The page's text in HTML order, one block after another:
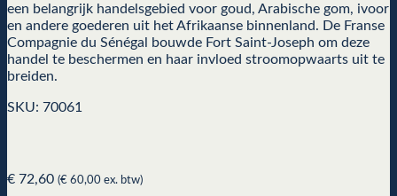
een belangrijk handelsgebied voor goud, Arabische gom, ivoor
en andere goederen uit het Afrikaanse binnenland. De Franse
Compagnie du Sénégal bouwde Fort Saint-Joseph om deze
handel te beschermen en haar invloed stroomopwaarts uit te
breiden.
SKU: 70061
€ 72,60 (€ 60,00 ex. btw)